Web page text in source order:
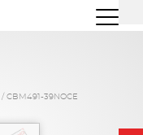
/ CBM491-39NOCE